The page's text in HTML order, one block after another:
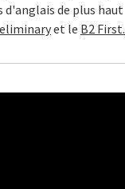
d'anglais de plus haut
et le B2 First.